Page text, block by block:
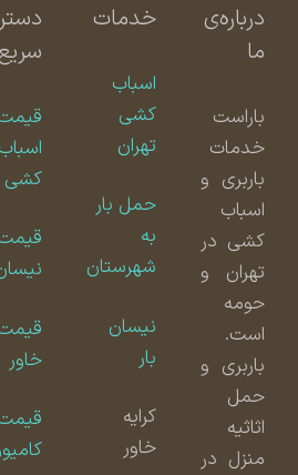
درباره‌ی
باراست
خدمات
باربری و
اسباب
کشی در
تهران و
حومه
است.
باربری و
حمل
اثاثیه
منزل در
خدمات
اسباب
کشی
تهران
حمل بار
شهرستان
نیسان
دسترسی
سریع
قیمت
اسباب
کشی
قیمت
نیسان
قیمت
قیمت
کامیون